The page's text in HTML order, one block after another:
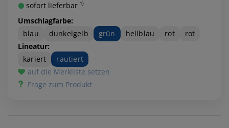
sofort lieferbar ¹⁾
Umschlagfarbe:
blau
dunkelgelb grün hellblau rot
rot
Lineatur:
kariert
rautiert
auf die Merkliste setzen
Frage zum Produkt